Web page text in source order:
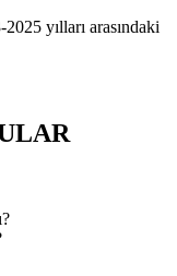
-2025 yılları arasındaki